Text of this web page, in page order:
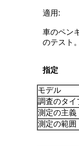
適用:
車のペン
のテスト。
指定
モデル
調査のタイ
測定の主義
測定の範囲